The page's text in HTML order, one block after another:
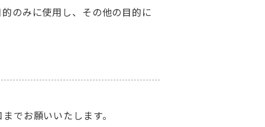
のみに使用し、その他の目的に
でお願いいたします。